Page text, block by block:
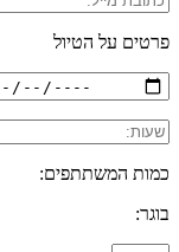
פרטים על הטיול
כמות המשתתפים:
בוגר: